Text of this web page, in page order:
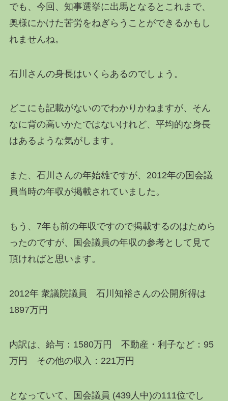
でも、今回、知事選挙に出馬となるとこれまで、
奥様にかけた苦労をねぎらうことができるかもし
れませんね。
石川さんの身長はいくらあるのでしょう。
どこにも記載がないのでわかりかねますが、そん
なに背の高いかたではないけれど、平均的な身長
はあるような気がします。
また、石川さんの年始雄ですが、2012年の国会議
員当時の年収が掲載されていました。
もう、7年も前の年収ですので掲載するのはためら
ったのですが、国会議員の年収の参考として見て
頂ければと思います。
2012年 衆議院議員 石川知裕さんの公開所得は
1897万円
内訳は、給与：1580万円 不動産・利子など：95
万円 その他の収入：221万円
となっていて、国会議員 (439人中)の111位でし